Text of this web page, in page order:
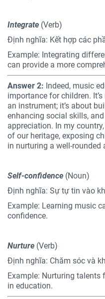
Integrate (Verb)
Định nghĩa: Kết hợp các
Example: Integrating
can provide a more
Answer 2: Indeed, music
importance for children.
an instrument; it’s about
enhancing social skills,
appreciation. In my
of our heritage, exposing
in nurturing a well-
Self-confidence (Noun)
Định nghĩa: Sự tự tin vào
Example: Learning music
confidence.
Nurture (Verb)
Định nghĩa: Chăm sóc và
Example: Nurturing
in education.